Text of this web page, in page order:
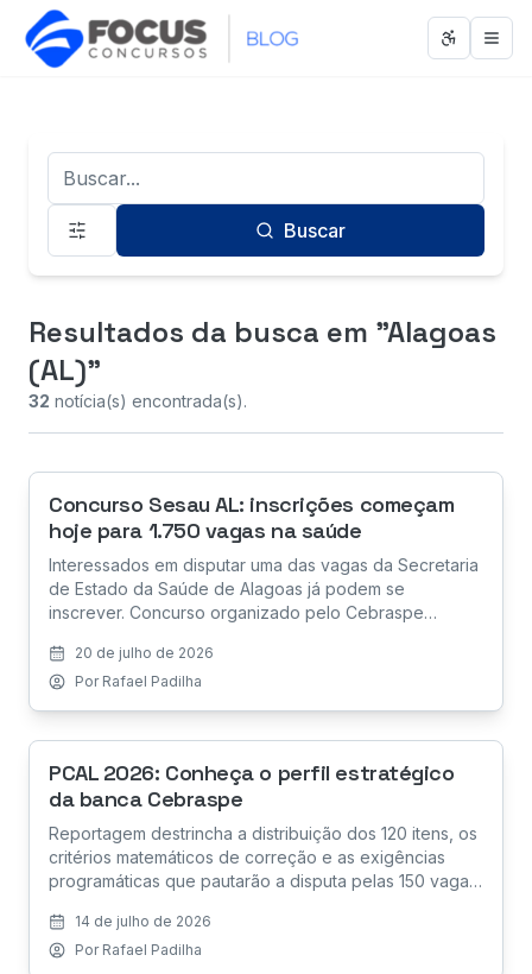
Abrir
Termo de Busca
Buscar
Resultados da busca em "Alagoas
(AL)"
32 notícia(s) encontrada(s).
Concurso Sesau AL: inscrições começam
hoje para 1.750 vagas na saúde
Interessados em disputar uma das vagas da Secretaria
de Estado da Saúde de Alagoas já podem se
inscrever. Concurso organizado pelo Cebraspe
com salários de até R$ 5.757,15.
20 de julho de 2026
Por Rafael Padilha
PCAL 2026: Conheça o perfil estratégico
da banca Cebraspe
Reportagem destrincha a distribuição dos 120 itens, os
critérios matemáticos de correção e as exigências
programáticas que pautarão a disputa pelas 150 vagas
14 de julho de 2026
Por Rafael Padilha